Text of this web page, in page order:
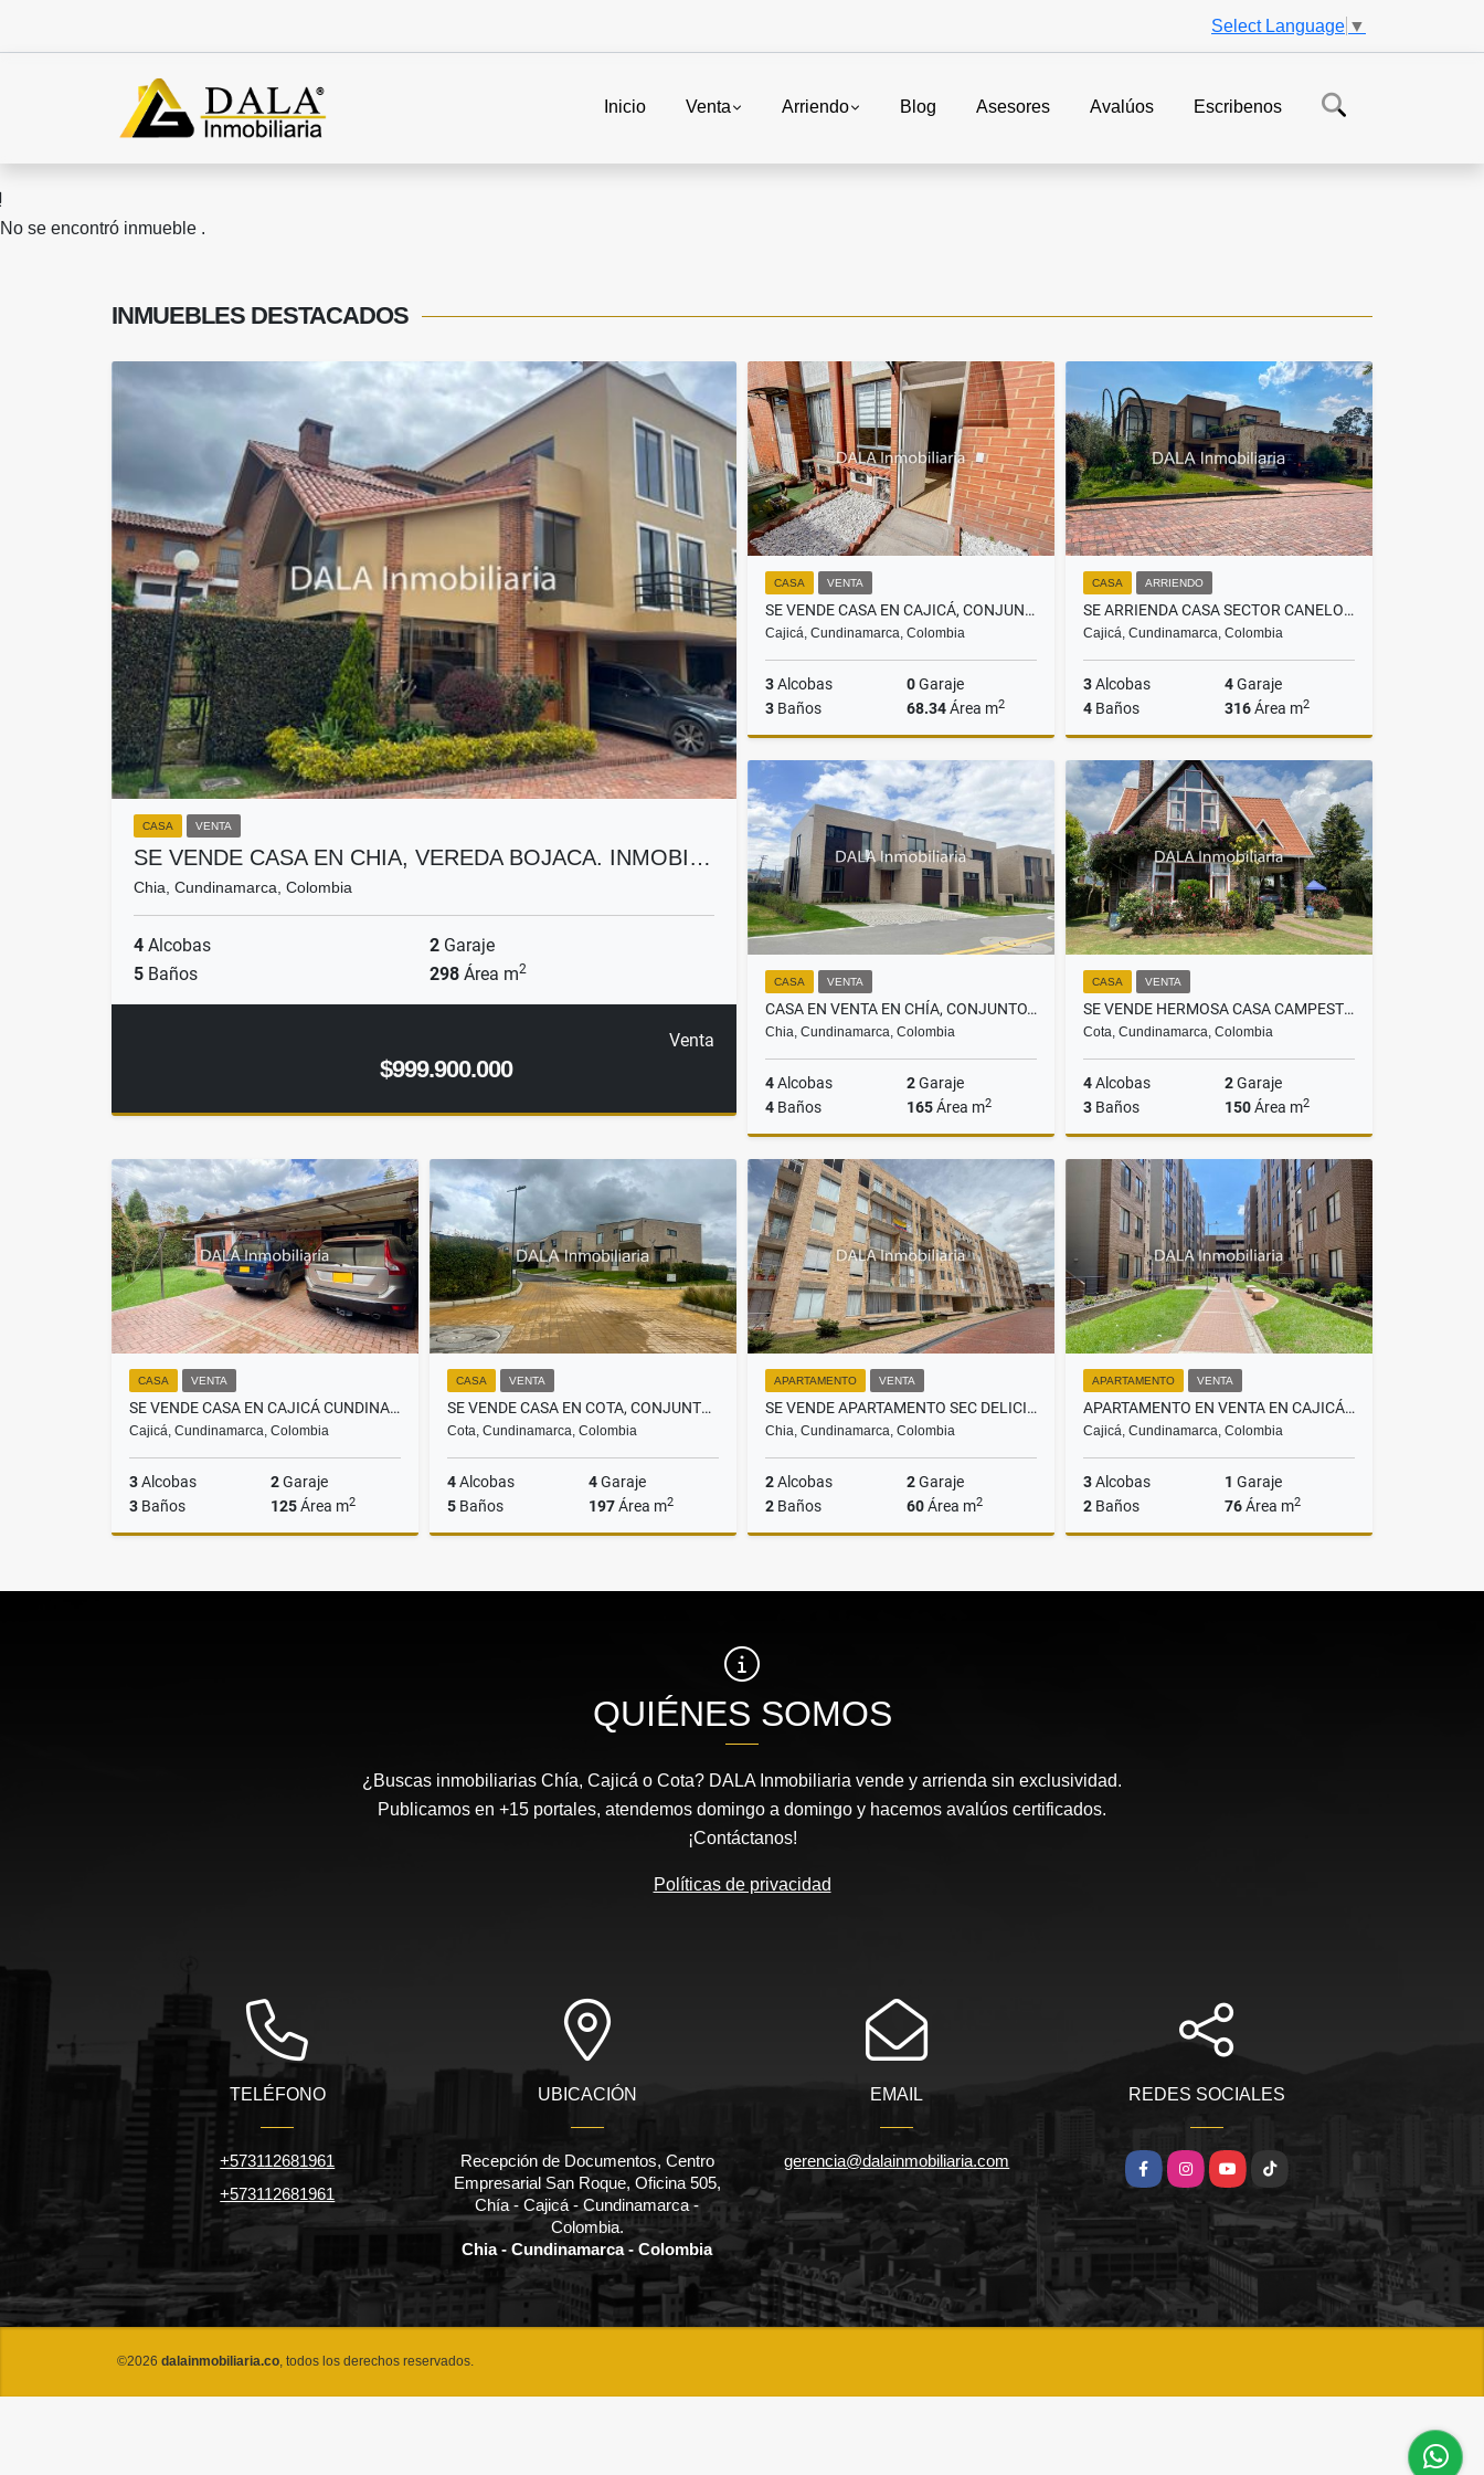
Select Language ▼
Inicio Venta Arriendo Blog Asesores Avalúos Escribenos
No se encontró inmueble .
INMUEBLES DESTACADOS
CASA VENTA
SE VENDE CASA EN CHIA, VEREDA BOJACA. INMOBI…
Chia, Cundinamarca, Colombia
4 Alcobas 2 Garaje
5 Baños 298 Área m2
Venta
$999.900.000
CASA VENTA
SE VENDE CASA EN CAJICÁ, CONJUNTO CANDELARIA 1
Cajicá, Cundinamarca, Colombia
3Alcobas 0Garaje
3 Baños 68.34Área m2
$259.600.000
CASA ARRIENDO
SE ARRIENDA CASA SECTOR CANELON EN CAJICA
Cajicá, Cundinamarca, Colombia
3Alcobas 4Garaje
4 Baños 316Área m2
Arriendo
$11.000.000
CASA VENTA
CASA EN VENTA EN CHÍA, CONJUNTO, HACIENDA SAMARIA, INMOBILIARIAS CHÍA
Chia, Cundinamarca, Colombia
4Alcobas 2Garaje
4 Baños 165Área m2
Venta
$1.290.000.000
CASA VENTA
SE VENDE HERMOSA CASA CAMPESTRE EN COTA. INMOBILIARIAS COTA
Cota, Cundinamarca, Colombia
4Alcobas 2Garaje
3 Baños 150Área m2
Venta
$799.800.000
CASA VENTA
SE VENDE CASA EN CAJICÁ CUNDINAMARCA. INMOBILIARIAS CAJICÁ
Cajicá, Cundinamarca, Colombia
3Alcobas 2Garaje
3 Baños 125Área m2
$979.900.000
CASA VENTA
SE VENDE CASA EN COTA, CONJUNTO PALO DE AGUA, INMOBILIARIAS COTA
Cota, Cundinamarca, Colombia
4Alcobas 4Garaje
5 Baños 197Área m2
$1.699.900.000
APARTAMENTO VENTA
SE VENDE APARTAMENTO SEC DELICIAS EN CHIA. INMOBILIARIAS CHÍA
Chia, Cundinamarca, Colombia
2Alcobas 2Garaje
2 Baños 60Área m2
$339.900.000
APARTAMENTO VENTA
APARTAMENTO EN VENTA EN CAJICÁ CENTRO. INMOBILIARIAS CAJICÁ
Cajicá, Cundinamarca, Colombia
3Alcobas 1 Garaje
2 Baños 76Área m2
$389.900.000
QUIÉNES SOMOS
¿Buscas inmobiliarias Chía, Cajicá o Cota? DALA Inmobiliaria vende y arrienda sin exclusividad.
Publicamos en +15 portales, atendemos domingo a domingo y hacemos avalúos certificados.
¡Contáctanos!
Políticas de privacidad
TELÉFONO
+573112681961
+573112681961
UBICACIÓN
Recepción de Documentos, Centro
Empresarial San Roque, Oficina 505,
Chía - Cajicá - Cundinamarca -
Colombia.
Chia - Cundinamarca - Colombia
EMAIL
gerencia@dalainmobiliaria.com
REDES SOCIALES
FacebookInstagramYouTube
TikTok
©2026 dalainmobiliaria.co, todos los derechos reservados.